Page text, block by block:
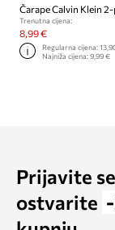
Čarape Calvin Klein
Trenutna cijena:
8,99 €
Regularna cijena:
Najniža cijena:9,99 €
Prijavite
ostvarite